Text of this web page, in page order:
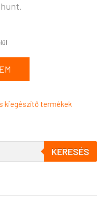
kiegészítő termékek
KERESÉS